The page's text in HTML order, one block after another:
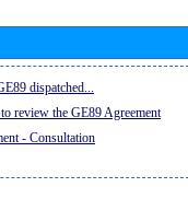
dispatched...
review the GE89 Agreement
- Consultation